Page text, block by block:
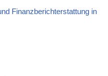
Finanzberichterstattung in